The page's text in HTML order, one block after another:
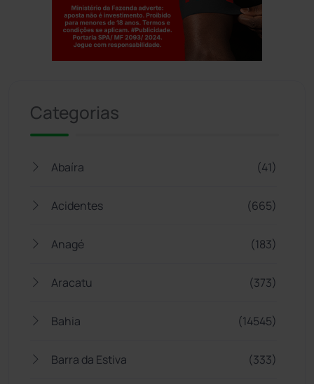
Categorias
Abaíra (41)
Acidentes (665)
Anagé (183)
Aracatu (373)
Bahia (14545)
Barra da Estiva (333)